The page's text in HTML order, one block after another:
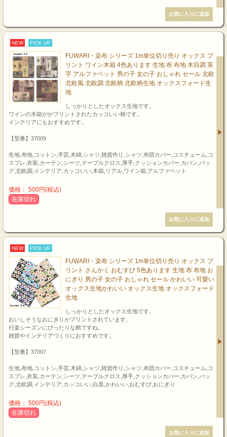
NEW PICK UP
FUWARI・染布 シリーズ 1m単位切り売り オックス プ
リント ワイン木箱 4色あります 生地 布 布地 木目調 英
字 アルファベット 男の子 女の子 おしゃれ セール 北欧
北欧風 北欧調 北欧柄 北欧柄生地 オックスフォード生
地
しっかりとしたオックス生地です。
ワインの木箱ががプリントされたカッコいい柄です。
インテリアにもおすすめです。
【型番】37009
生地,布地,コットン,手芸,木綿,シャツ,雑貨作り,シャツ,布団カバー,コスチューム,コ
スプレ,衣装,カーテン,シーツ,テーブルクロス,厚手,クッションカバー,カバン,バッ
グ,北欧調,インテリア,カッコいい,木箱,リアル,ワイン箱,アルファベット
価格： 500円(税込)
在庫切れ
NEW PICK UP
FUWARI・染布 シリーズ 1m単位切り売り オックス プ
リント さんかく おむすび 5色あります 生地 布 布地 お
にぎり 男の子 女の子 おしゃれ セール かわいい 可愛い
オックス生地かわいい オックス生地 オックスフォード
生地
しっかりとしたオックス生地です。
おいしそうなおにぎりがプリントされています。
行楽シーズンにぴったりな柄ですね。
雑貨やインテリアづくりにおすすめです。
【型番】37007
生地,布地,コットン,手芸,木綿,シャツ,雑貨作り,シャツ,布団カバー,コスチューム,コ
スプレ,衣装,カーテン,シーツ,テーブルクロス,厚手,クッションカバー,カバン,バッ
グ,北欧調,インテリア,カッコいい,白黒,かわいい,おむすび,おにぎり
価格： 500円(税込)
在庫切れ